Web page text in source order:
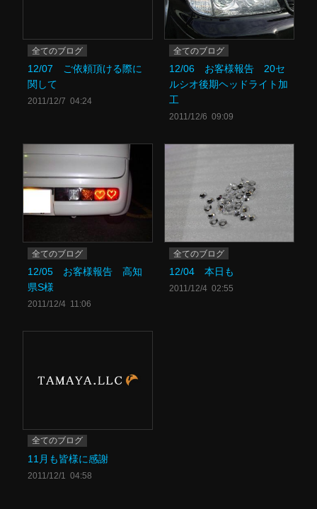
全てのブログ
12/07 ご依頼頂ける際に
関して
2011/12/7 04:24
全てのブログ
12/06 お客様報告 20セ
ルシオ後期ヘッドライト加
工
2011/12/6 09:09
全てのブログ
12/05 お客様報告 高知
県S様
2011/12/4 11:06
全てのブログ
12/04 本日も
2011/12/4 02:55
全てのブログ
11月も皆様に感謝
2011/12/1 04:58